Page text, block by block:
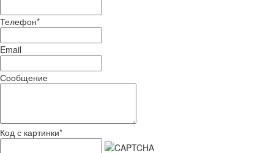
Телефон*
Email
Сообщение
Код с картинки*